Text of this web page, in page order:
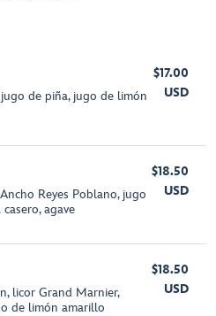
de piña, jugo de limón
$17.00
USD
Reyes Poblano, jugo
agave
$18.50
USD
licor Grand Marnier,
de limón amarillo
$18.50
USD